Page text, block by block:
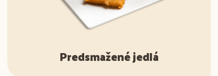
Predsmažené jedlá